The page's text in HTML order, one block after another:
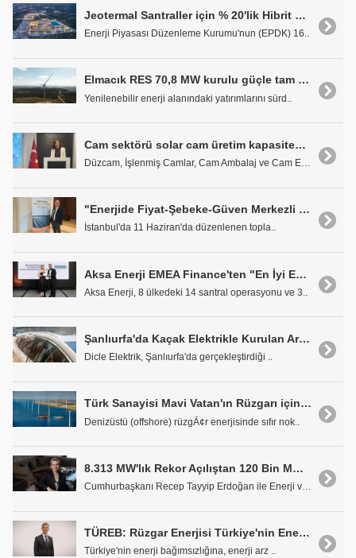
Jeotermal Santraller için % 20'lik Hibrit Kurulu Güç Talebi
Enerji Piyasası Düzenleme Kurumu'nun (EPDK) 16..
Elmacık RES 70,8 MW kurulu güçle tam kapasite üretime başladı
Yenilenebilir enerji alanındaki yatırımlarını sürd..
Cam sektörü solar cam üretim kapasitesini 5 katına çıkardı
Düzcam, İşlenmiş Camlar, Cam Ambalaj ve Cam Ev eşy..
"Enerjide Fiyat-Şebeke-Güven Merkezli Yeni Bir Dengeye İhtiyaç Var"
İstanbul'da 11 Haziran'da düzenlenen topla..
Aksa Enerji EMEA Finance'ten "En İyi Enerji Finansmanı" Alanında İki Ödül Aldı
Aksa Enerji, 8 ülkedeki 14 santral operasyonu ve 3..
Şanlıurfa'da Kaçak Elektrikle Kurulan Araç Şarj İstasyonu Yakalandı
Dicle Elektrik, Şanlıurfa'da gerçekleştirdiği ..
Türk Sanayisi Mavi Vatan'ın Rüzgarı için Kümeleniyor
Denizüstü (offshore) rüzgÃ¢r enerjisinde sıfır nok..
8.313 MW'lık Rekor Açılıştan 120 Bin MW Hedefine
Cumhurbaşkanı Recep Tayyip Erdoğan ile Enerji ve T..
TÜREB: Rüzgar Enerjisi Türkiye'nin Enerji Arz Güvenliğinin Temel Taşıdır
Türkiye'nin enerji bağımsızlığına, enerji arz ..